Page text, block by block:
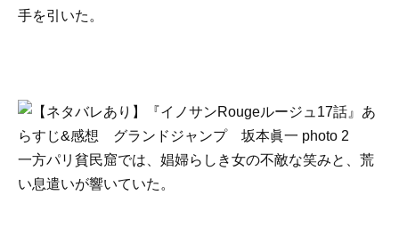
手を引いた。
一方パリ貧民窟では、娼婦らしき女の不敵な笑みと、荒
い息遣いが響いていた。